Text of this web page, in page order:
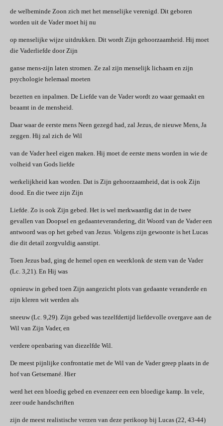
de welbeminde Zoon zich met het menselijke verenigd. Dit geboren
worden uit de Vader moet hij nu
op menselijke wijze uitdrukken. Dit wordt Zijn gehoorzaamheid. Hij moet
die Vaderliefde door Zijn
ganse mens-zijn laten stromen. Ze zal zijn menselijk lichaam en zijn
psychologie helemaal moeten
bezetten en inpalmen. De Liefde van de Vader wordt zo waar gemaakt en
beaamt in de mensheid.
Daar waar de eerste mens Neen gezegd had, zal Jezus, de nieuwe Mens, Ja
zeggen. Hij zal zich de Wil
van de Vader heel eigen maken. Hij moet de eerste mens worden in wie de
volheid van Gods liefde
werkelijkheid kan worden. Dat is Zijn gehoorzaamheid, dat is ook Zijn
dood. En die twee zijn Zijn
Liefde. Zo is ook Zijn gebed. Het is wel merkwaardig dat in de twee
gevallen van Doopsel en gedaanteverandering, dit Woord van de Vader een
antwoord was op het gebed van Jezus. Volgens zijn gewoonte is het Lucas
die dit detail zorgvuldig aanstipt.
Toen Jezus bad, ging de hemel open en weerklonk de stem van de Vader
(Lc. 3,21). En Hij was
opnieuw in gebed toen Zijn aangezicht plots van gedaante veranderde en
zijn kleren wit werden als
sneeuw (Lc. 9,29). Zijn gebed was tezelfdertijd liefdevolle overgave aan de
Wil van Zijn Vader, en
verdere openbaring van diezelfde Wil.
De meest pijnlijke confrontatie met de Wil van de Vader greep plaats in de
hof van Getsemané. Hier
werd het een bloedig gebed en evenzeer een een bloedige kamp. In vele,
zeer oude handschriften
zijn de meest realistische verzen van deze perikoop bij Lucas (22, 43-44)